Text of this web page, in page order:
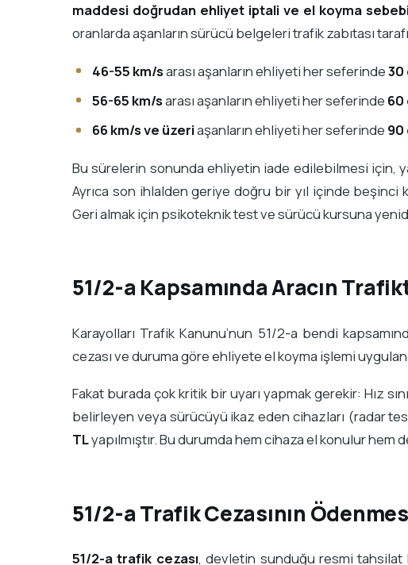
maddesi doğrudan ehliyet iptali ve el koyma
oranlarda aşanların sürücü belgeleri trafik zabıtası
46-55 km/sarası aşanların ehliyeti her seferinde30
56-65 km/sarası aşanların ehliyeti her seferinde 60
66 km/s ve üzeriaşanların ehliyeti her seferinde 90
Bu sürelerin sonunda ehliyetin iade edilebilmesi için,
Ayrıca son ihlalden geriye doğru bir yıl içinde
Geri almak için psikoteknik test ve sürücü kursuna
51/2-a Kapsamında Aracın
Karayolları Trafik Kanunu’nun 51/2-a bendi
cezası ve duruma göre ehliyete el koyma işlemi
Fakat burada çok kritik bir uyarı yapmak gerekir: Hız
belirleyen veya sürücüyü ikaz eden cihazları (radar
TLyapılmıştır. Bu durumda hem cihaza el konulur hem
51/2-a Trafik Cezasının
51/2-a trafik cezası, devletin sunduğu resmi tahsilat